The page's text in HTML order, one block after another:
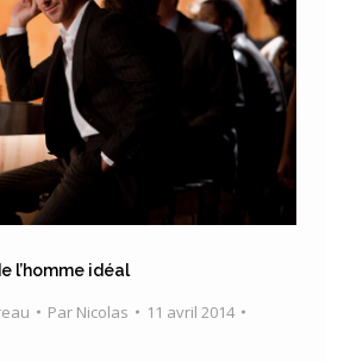
l’homme idéal
Par Nicolas
11 avril 2014